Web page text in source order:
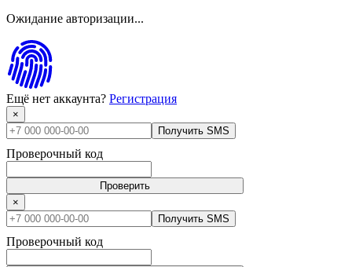
Ожидание авторизации...
Ещё нет аккаунта? Регистрация
×
Получить SMS
Проверочный код
Проверить
×
Получить SMS
Проверочный код